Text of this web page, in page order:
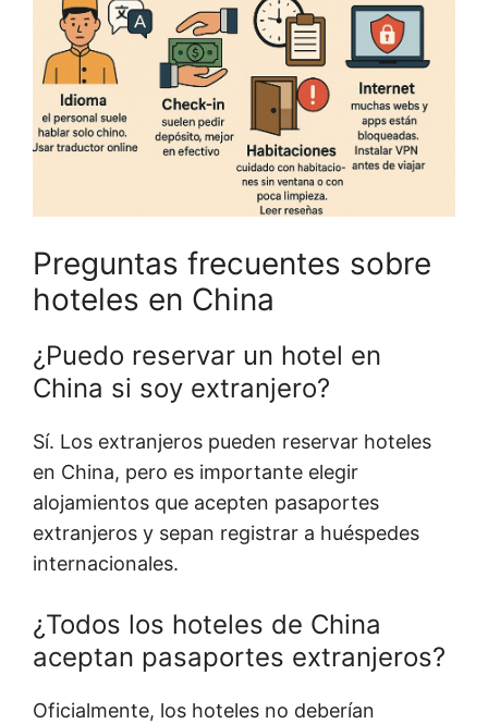
Preguntas frecuentes sobre
hoteles en China
¿Puedo reservar un hotel en
China si soy extranjero?
Sí. Los extranjeros pueden reservar hoteles
en China, pero es importante elegir
alojamientos que acepten pasaportes
extranjeros y sepan registrar a huéspedes
internacionales.
¿Todos los hoteles de China
aceptan pasaportes extranjeros?
Oficialmente, los hoteles no deberían